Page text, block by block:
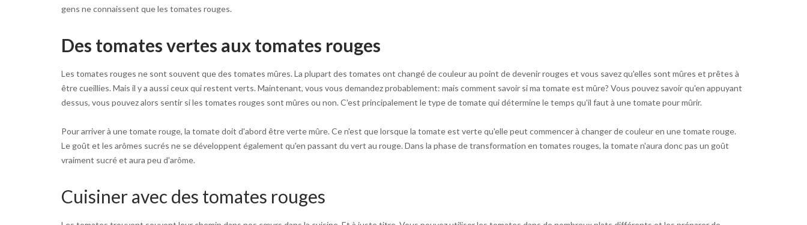
gens ne connaissent que les tomates rouges.
Des tomates vertes aux tomates rouges
Les tomates rouges ne sont souvent que des tomates mûres. La plupart des tomates ont changé de couleur au point de devenir rouges et vous savez qu'elles sont mûres et prêtes à
être cueillies. Mais il y a aussi ceux qui restent verts. Maintenant, vous vous demandez probablement: mais comment savoir si ma tomate est mûre? Vous pouvez savoir qu'en appuyant
dessus, vous pouvez alors sentir si les tomates rouges sont mûres ou non. C'est principalement le type de tomate qui détermine le temps qu'il faut à une tomate pour mûrir.
Pour arriver à une tomate rouge, la tomate doit d'abord être verte mûre. Ce n'est que lorsque la tomate est verte qu'elle peut commencer à changer de couleur en une tomate rouge.
Le goût et les arômes sucrés ne se développent également qu'en passant du vert au rouge. Dans la phase de transformation en tomates rouges, la tomate n'aura donc pas un goût
vraiment sucré et aura peu d'arôme.
Cuisiner avec des tomates rouges